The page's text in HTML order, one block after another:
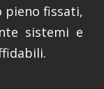
pieno fissati,
sistemi e